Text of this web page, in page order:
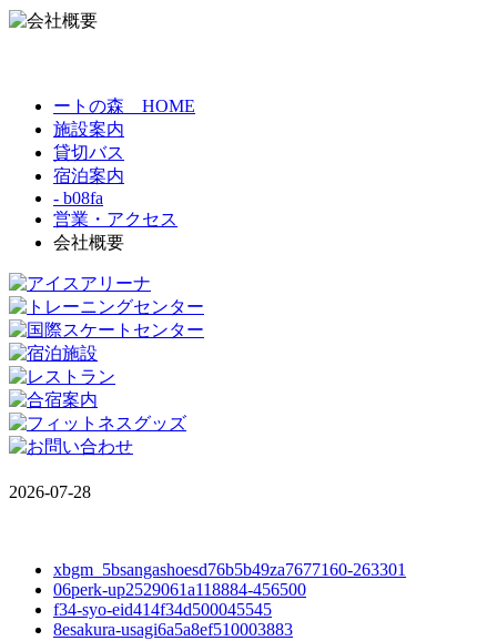
ートの森 HOME
施設案内
貸切バス
宿泊案内
- b08fa
営業・アクセス
会社概要
2026-07-28
xbgm_5bsangashoesd76b5b49za7677160-263301
06perk-up2529061a118884-456500
f34-syo-eid414f34d500045545
8esakura-usagi6a5a8ef510003883